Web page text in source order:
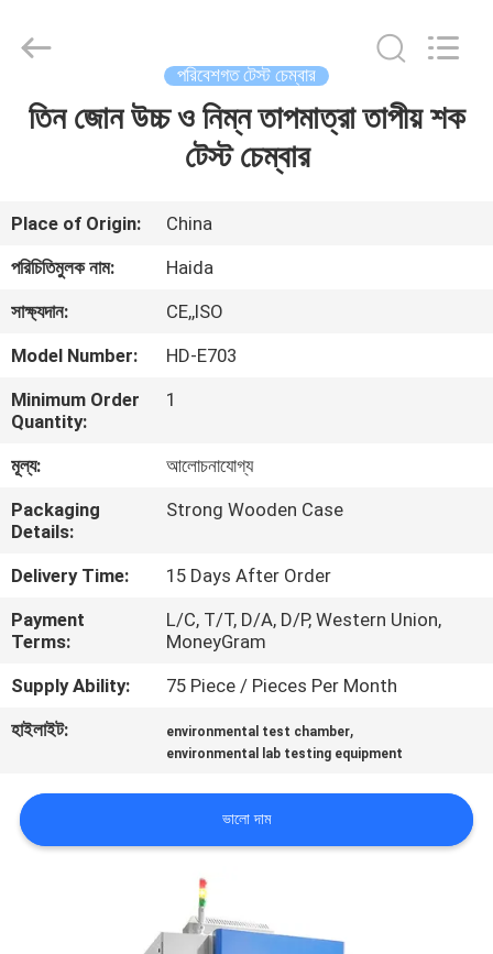
বাড়ি
ভিডিও
ভিআর
শো
আমাদের
সম্পর্কে
কারখানা
পরিদর্শন
গুণমান
নিয়ন্ত্রণ
সাথে
যোগাযোগ
Reserved.
পরিবেশগত টেস্ট চেম্বার
তিন জোন উচ্চ ও নিম্ন তাপমাত্রা তাপীয় শক
টেস্ট চেম্বার
Place of Origin:
China
পরিচিতিমুলক নাম:
Haida
সাক্ষ্যদান:
CE,,ISO
Model Number:
HD-E703
Minimum Order
Quantity:
1
মূল্য:
আলোচনাযোগ্য
Packaging
Details:
Strong Wooden Case
Delivery Time:
15 Days After Order
Payment
Terms:
L/C, T/T, D/A, D/P, Western Union,
MoneyGram
Supply Ability:
75 Piece / Pieces Per Month
হাইলাইট:
environmental test chamber,
environmental lab testing equipment
ভালো দাম